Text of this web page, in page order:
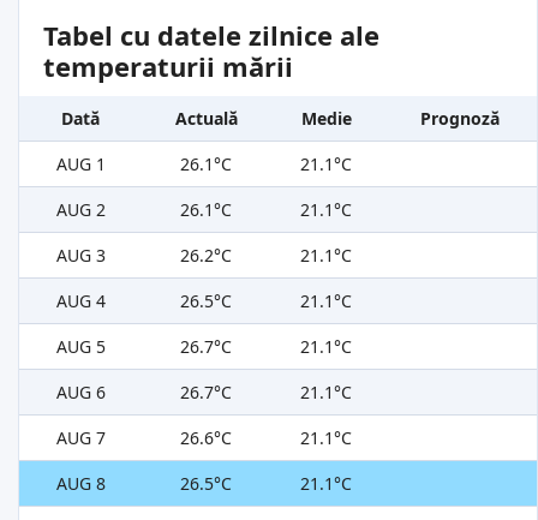
Tabel cu datele zilnice ale
temperaturii mării
Dată Actuală Medie
Prognoză
AUG 1
26.1°C
21.1°C
AUG 2
26.1°C
21.1°C
AUG 3
26.2°C
21.1°C
AUG 4
26.5°C
21.1°C
AUG 5
26.7°C
21.1°C
AUG 6
26.7°C
21.1°C
AUG 7
26.6°C
21.1°C
AUG 8
26.5°C
21.1°C